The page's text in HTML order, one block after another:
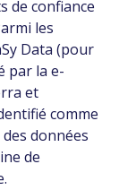
de confiance
les
Data (pour
par la e-
et
comme
données
de